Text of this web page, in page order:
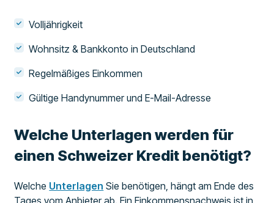
Volljährigkeit
Wohnsitz & Bankkonto in Deutschland
Regelmäßiges Einkommen
Gültige Handynummer und E-Mail-Adresse
Welche Unterlagen werden für
einen Schweizer Kredit benötigt?
Welche Unterlagen Sie benötigen, hängt am Ende des
Tages vom Anbieter ab. Ein Einkommensnachweis ist in